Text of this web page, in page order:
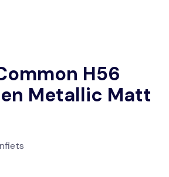
H56
Metallic Matt